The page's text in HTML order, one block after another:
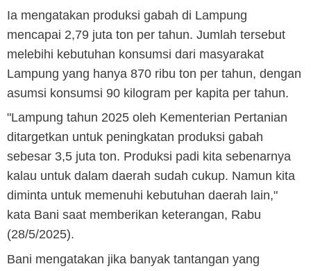
Ia mengatakan produksi gabah di Lampung
mencapai 2,79 juta ton per tahun. Jumlah tersebut
melebihi kebutuhan konsumsi dari masyarakat
Lampung yang hanya 870 ribu ton per tahun, dengan
asumsi konsumsi 90 kilogram per kapita per tahun.
"Lampung tahun 2025 oleh Kementerian Pertanian
ditargetkan untuk peningkatan produksi gabah
sebesar 3,5 juta ton. Produksi padi kita sebenarnya
kalau untuk dalam daerah sudah cukup. Namun kita
diminta untuk memenuhi kebutuhan daerah lain,"
kata Bani saat memberikan keterangan, Rabu
(28/5/2025).
Bani mengatakan jika banyak tantangan yang